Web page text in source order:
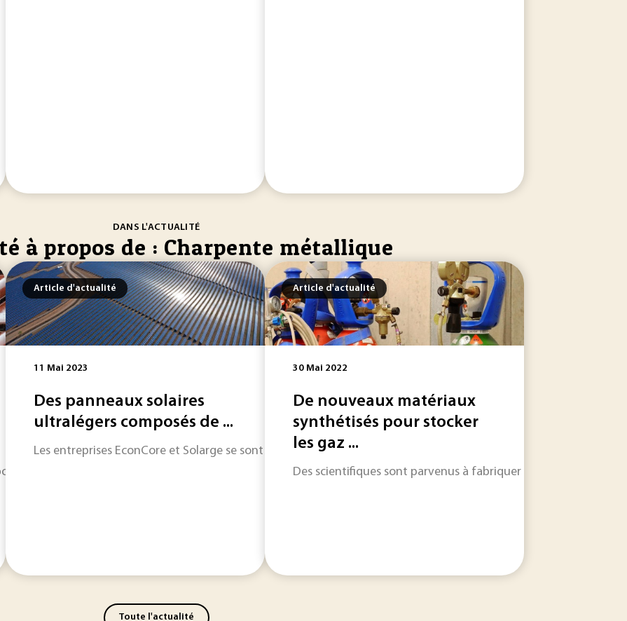
DANS L'ACTUALITÉ
à propos de : Charpente métallique
de la ressource en eau, la start-up Cactile a développé un système de tuiles modulables équipées de
Article d'actualité
11 Mai 2023
Des panneaux solaires
ultralégers composés de ...
Les entreprises EconCore et Solarge se sont associées pour produire un panneau solaire ultraléger, capable de
Article d'actualité
30 Mai 2022
De nouveaux matériaux
synthétisés pour stocker
les gaz ...
Des scientifiques sont parvenus à fabriquer une nouvelle
Toute l'actualité